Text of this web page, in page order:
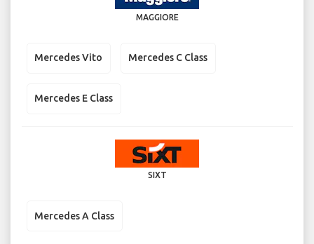
MAGGIORE
Mercedes Vito Mercedes C Class
Mercedes E Class
SIXT
Mercedes A Class